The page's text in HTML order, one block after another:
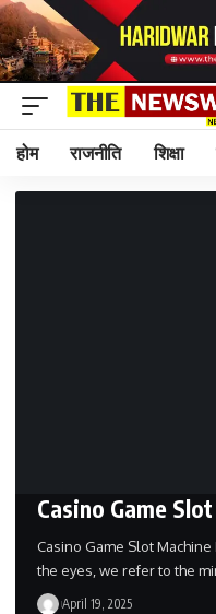
होम राजनीति शिक्षा
Casino Game
Casino Game Slot
the eyes, we refer to the
April 19, 2025